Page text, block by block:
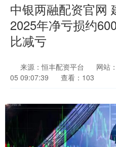
中银两融配资官网
2025年净亏损约
比减亏
来源：恒丰配资平台 网站
05 09:07:39
查看：103